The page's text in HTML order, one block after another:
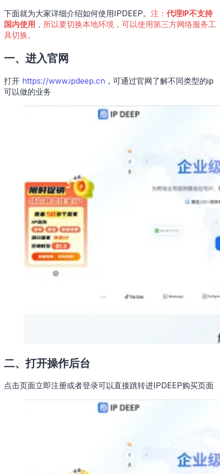
下面就为大家详细介绍如何使用IPDEEP。 注： 代理IP不支持
国内使用 ，所以要切换本地环境，可以使用第三方网络服务工
具切换。
一、进入官网
打开 https://www.ipdeep.cn ，可通过官网了解不同类型的ip
可以做的业务
二、打开操作后台
点击页面立即注册或者登录可以直接跳转进IPDEEP购买页面